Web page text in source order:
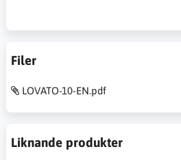
Filer
LOVATO-10-EN.pdf
Liknande produkter